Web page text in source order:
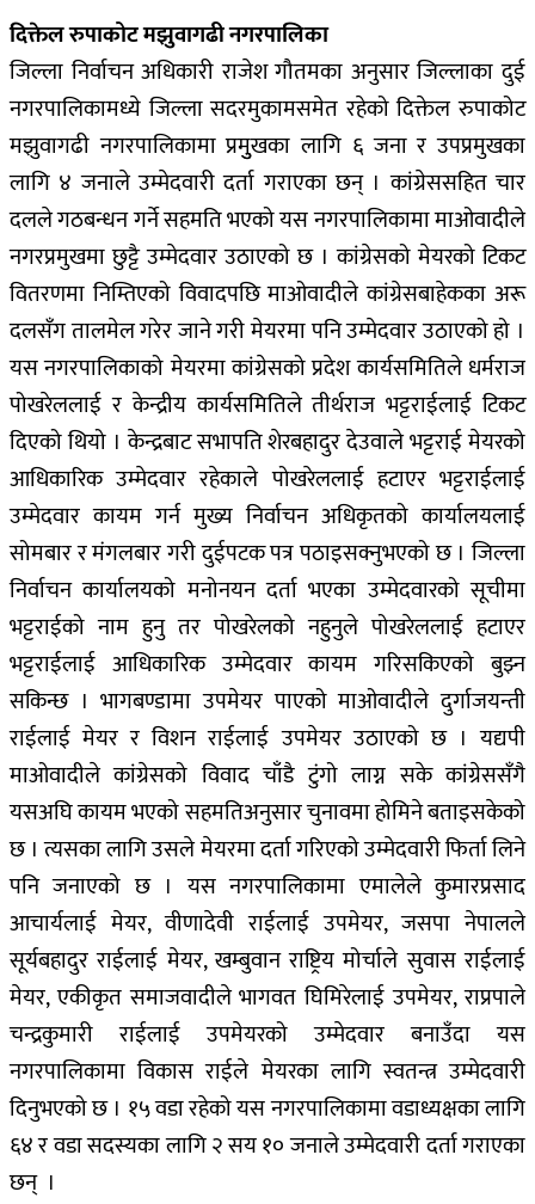
दिक्तेल रुपाकोट मझुवागढी नगरपालिका
जिल्ला निर्वाचन अधिकारी राजेश गौतमका अनुसार जिल्लाका दुई
नगरपालिकामध्ये जिल्ला सदरमुकामसमेत रहेको दिक्तेल रुपाकोट
मझुवागढी नगरपालिकामा प्रमुुखका लागि ६ जना र उपप्रमुखका
लागि ४ जनाले उम्मेदवारी दर्ता गराएका छन् । कांग्रेससहित चार
दलले गठबन्धन गर्ने सहमति भएको यस नगरपालिकामा माओवादीले
नगरप्रमुखमा छुट्टै उम्मेदवार उठाएको छ । कांग्रेसको मेयरको टिकट
वितरणमा निम्तिएको विवादपछि माओवादीले कांग्रेसबाहेकका अरू
दलसँग तालमेल गरेर जाने गरी मेयरमा पनि उम्मेदवार उठाएको हो ।
यस नगरपालिकाको मेयरमा कांग्रेसको प्रदेश कार्यसमितिले धर्मराज
पोखरेललाई र केन्द्रीय कार्यसमितिले तीर्थराज भट्टराईलाई टिकट
दिएको थियो । केन्द्रबाट सभापति शेरबहादुर देउवाले भट्टराई मेयरको
आधिकारिक उम्मेदवार रहेकाले पोखरेललाई हटाएर भट्टराईलाई
उम्मेदवार कायम गर्न मुख्य निर्वाचन अधिकृतको कार्यालयलाई
सोमबार र मंगलबार गरी दुईपटक पत्र पठाइसक्नुभएको छ । जिल्ला
निर्वाचन कार्यालयको मनोनयन दर्ता भएका उम्मेदवारको सूचीमा
भट्टराईको नाम हुनु तर पोखरेलको नहुनुले पोखरेललाई हटाएर
भट्टराईलाई आधिकारिक उम्मेदवार कायम गरिसकिएको बुझ्न
सकिन्छ । भागबण्डामा उपमेयर पाएको माओवादीले दुर्गाजयन्ती
राईलाई मेयर र विशन राईलाई उपमेयर उठाएको छ । यद्यपी
माओवादीले कांग्रेसको विवाद चाँडै टुंगो लाग्न सके कांग्रेससँगै
यसअघि कायम भएको सहमतिअनुसार चुनावमा होमिने बताइसकेको
छ । त्यसका लागि उसले मेयरमा दर्ता गरिएको उम्मेदवारी फिर्ता लिने
पनि जनाएको छ । यस नगरपालिकामा एमालेले कुमारप्रसाद
आचार्यलाई मेयर, वीणादेवी राईलाई उपमेयर, जसपा नेपालले
सूर्यबहादुर राईलाई मेयर, खम्बुवान राष्ट्रिय मोर्चाले सुवास राईलाई
मेयर, एकीकृत समाजवादीले भागवत घिमिरेलाई उपमेयर, राप्रपाले
चन्द्रकुमारी राईलाई उपमेयरको उम्मेदवार बनाउँदा यस
नगरपालिकामा विकास राईले मेयरका लागि स्वतन्त्र उम्मेदवारी
दिनुभएको छ । १५ वडा रहेको यस नगरपालिकामा वडाध्यक्षका लागि
६४ र वडा सदस्यका लागि २ सय १० जनाले उम्मेदवारी दर्ता गराएका
छन् ।